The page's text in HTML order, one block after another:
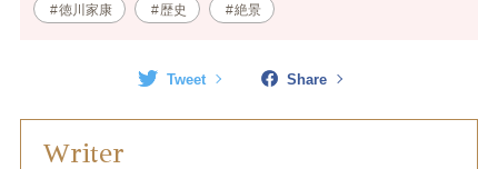
徳川家康 歴史 絶景
Tweet Share
Writer